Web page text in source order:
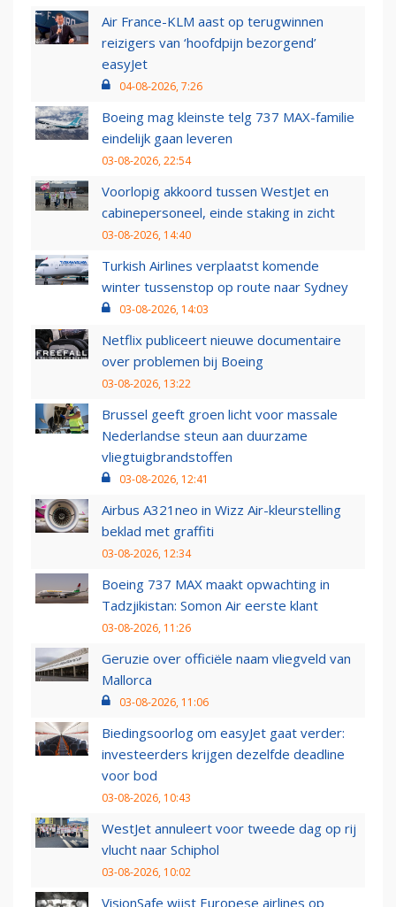
Air France-KLM aast op terugwinnen
reizigers van ‘hoofdpijn bezorgend’
easyJet
04-08-2026, 7:26
Boeing mag kleinste telg 737 MAX-familie
eindelijk gaan leveren
03-08-2026, 22:54
Voorlopig akkoord tussen WestJet en
cabinepersoneel, einde staking in zicht
03-08-2026, 14:40
Turkish Airlines verplaatst komende
winter tussenstop op route naar Sydney
03-08-2026, 14:03
Netflix publiceert nieuwe documentaire
over problemen bij Boeing
03-08-2026, 13:22
Brussel geeft groen licht voor massale
Nederlandse steun aan duurzame
vliegtuigbrandstoffen
03-08-2026, 12:41
Airbus A321neo in Wizz Air-kleurstelling
beklad met graffiti
03-08-2026, 12:34
Boeing 737 MAX maakt opwachting in
Tadzjikistan: Somon Air eerste klant
03-08-2026, 11:26
Geruzie over officiële naam vliegveld van
Mallorca
03-08-2026, 11:06
Biedingsoorlog om easyJet gaat verder:
investeerders krijgen dezelfde deadline
voor bod
03-08-2026, 10:43
WestJet annuleert voor tweede dag op rij
vlucht naar Schiphol
03-08-2026, 10:02
VisionSafe wijst Europese airlines op